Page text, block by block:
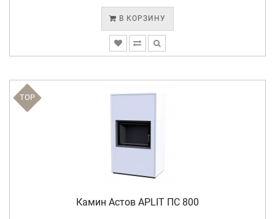
В КОРЗИНУ
TOP
Камин Астов APLIT ПС 800